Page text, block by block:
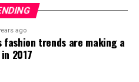
quia voluptas sit
sed quia consequuntur
ago
fashion trends are making a
2017